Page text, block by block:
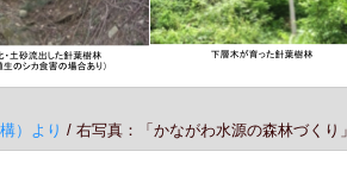
）より / 右写真：「かながわ水源の森林づくり